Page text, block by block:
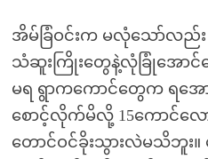
အိမ်ခြံဝင်းက မလုံသော်လည်
သံဆူးကြိုးတွေနဲ့လုံခြုံအောင်
မရ ရွာကကောင်တွေက ရအေ
စောင့်လိုက်မိလို့ 15ကောင်လ
တောင်ဝင်ခိုးသွားလဲမသိဘူး